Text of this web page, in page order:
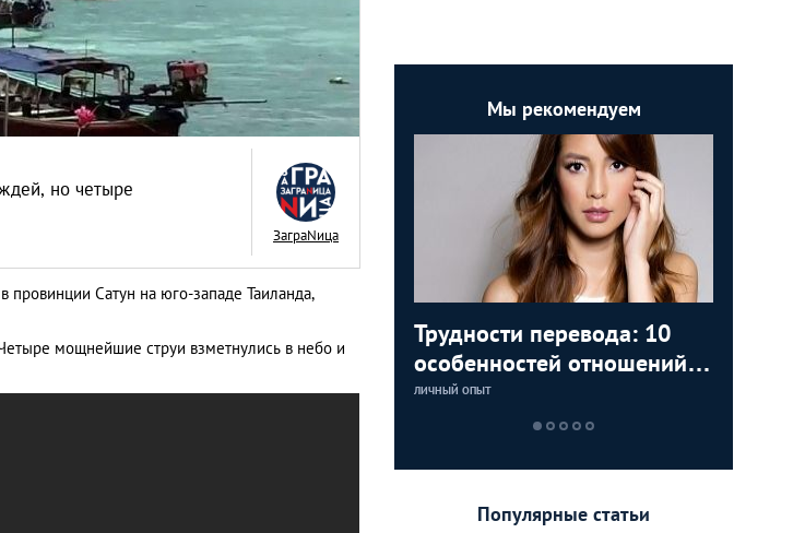
но четыре
ЗаграNица
Сатун на юго-западе Таиланда,
мощнейшие струи взметнулись в небо и
Мы рекомендуем
Трудности перевода: 10
особенностей отношений с
тайками
ЛИЧНЫЙ ОПЫТ
Межкультурные браки: как
живется иностранцам с
тайскими женами
LIFESTYLE
Популярные статьи